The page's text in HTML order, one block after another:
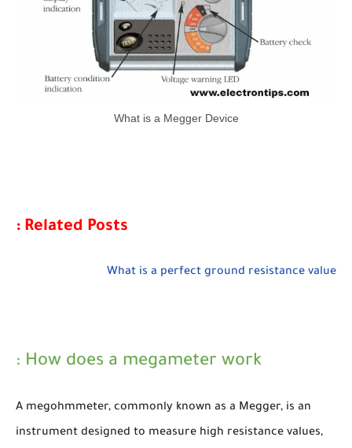
What is a Megger Device
Related Posts :
What is a perfect ground resistance value
How does a megameter work :
A megohmmeter, commonly known as a Megger, is an
instrument designed to measure high resistance values,